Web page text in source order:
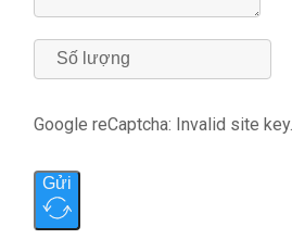
Google reCaptcha: Invalid site key.
Gửi